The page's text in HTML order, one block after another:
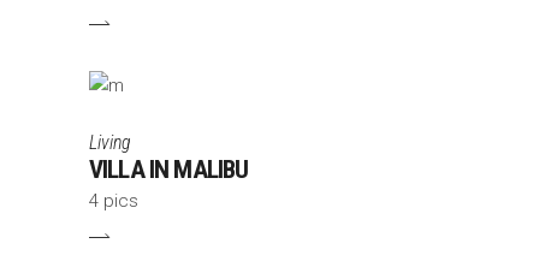
Living
VILLA IN MALIBU
4 pics